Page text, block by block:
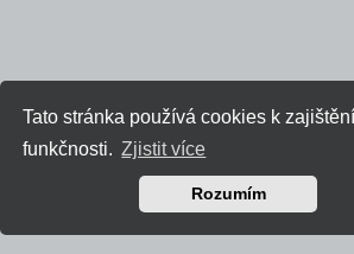
Tato stránka používá cookies k
funkčnosti. Zjistit více
Rozumím